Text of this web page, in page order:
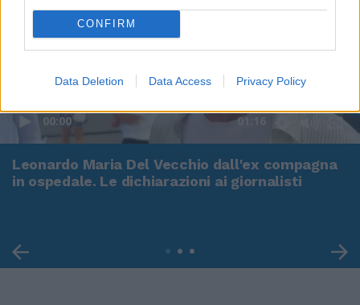
CONFIRM
Data Deletion Data Access Privacy Policy
00:00 01:16
Leonardo Maria Del Vecchio dall'ex compagna
in ospedale. Le dichiarazioni ai giornalisti